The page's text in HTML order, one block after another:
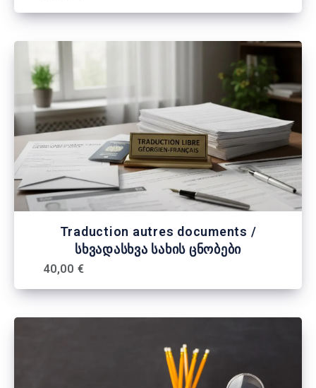
Traduction autres documents /
სხვადასხვა სახის ცნობები
40,00 €